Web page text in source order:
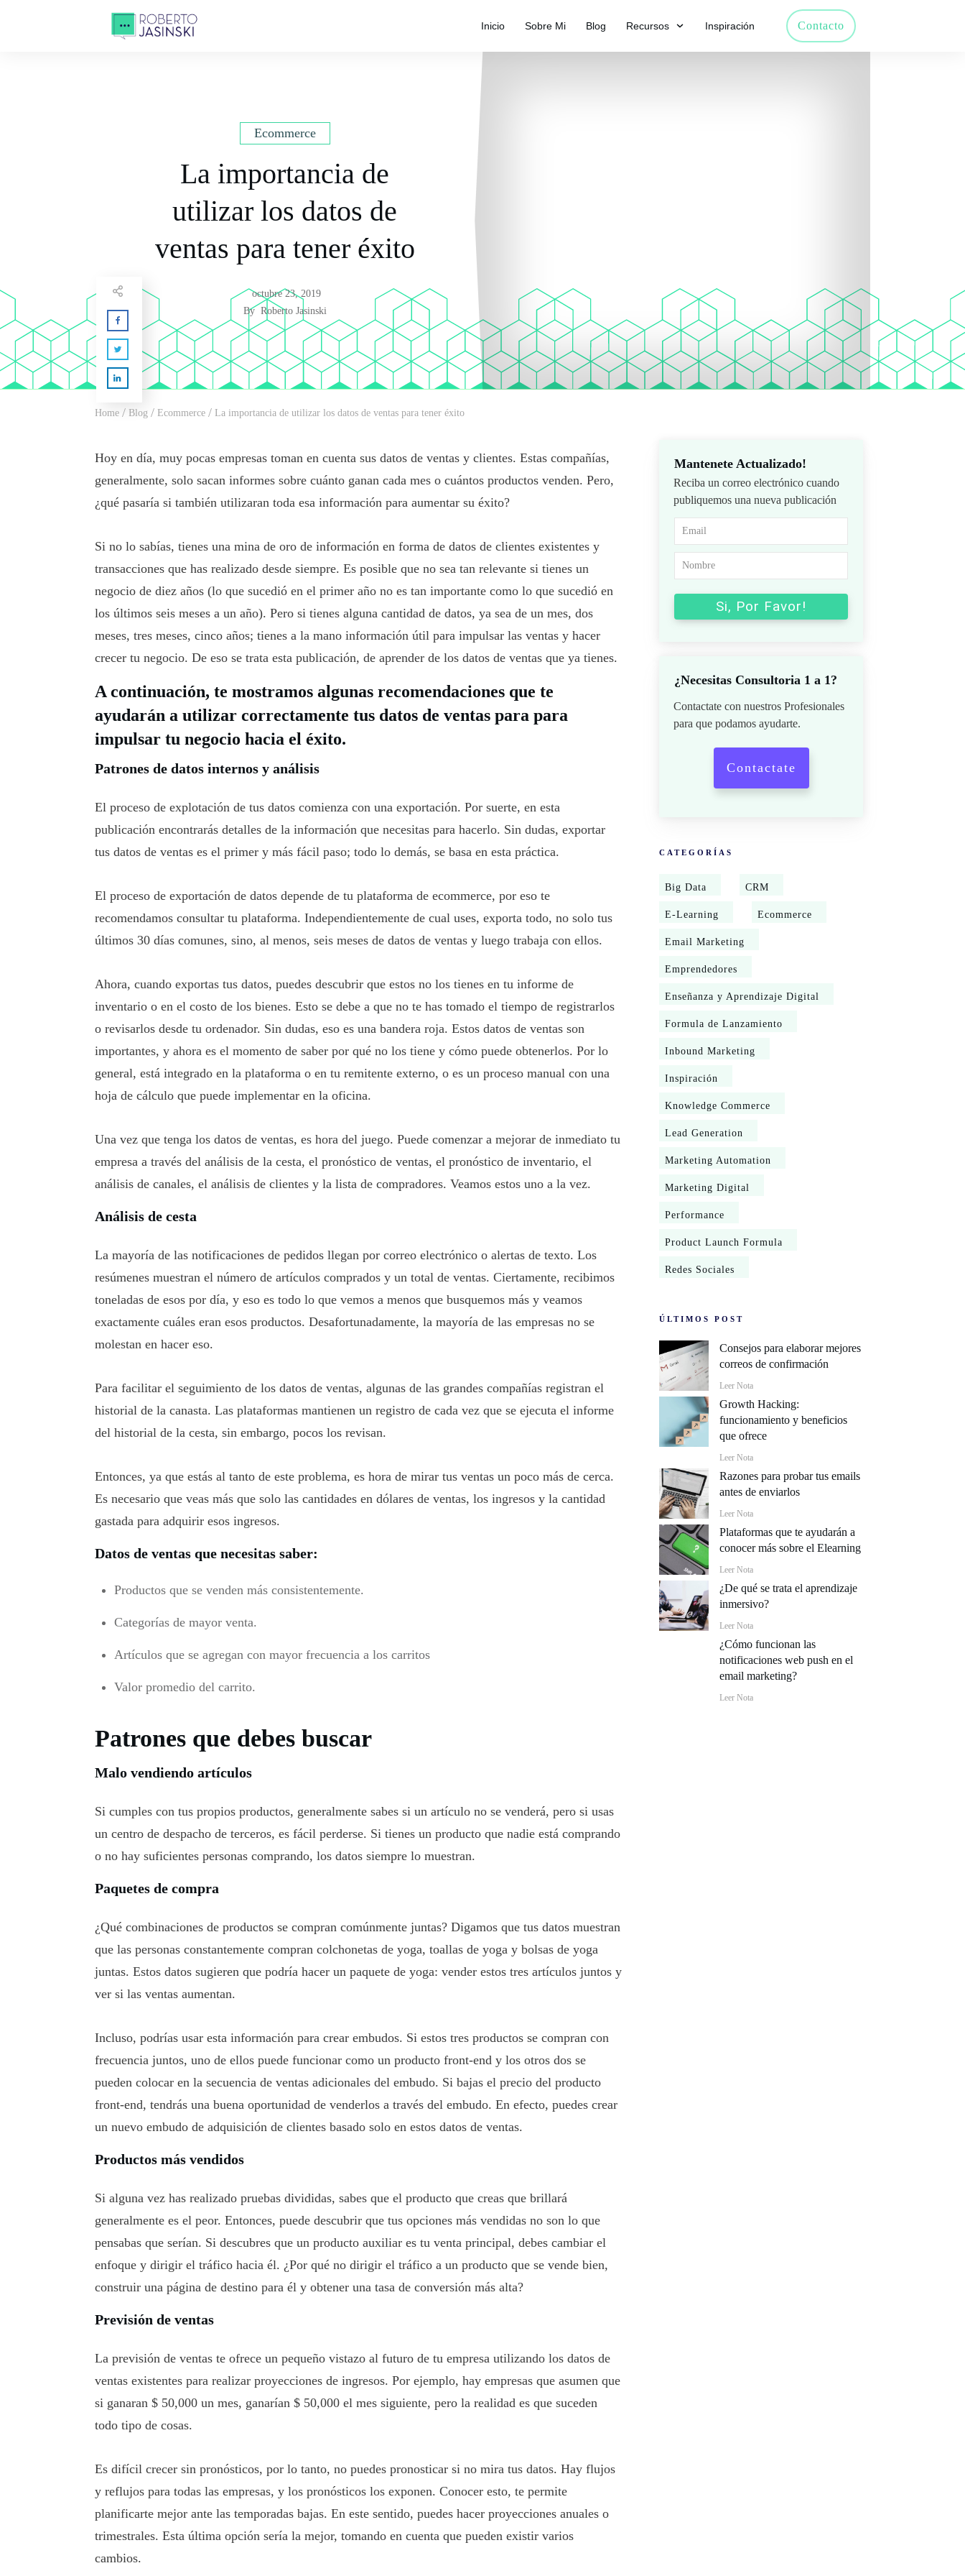
Inicio Sobre Mi Blog Recursos Inspiración Contacto
Ecommerce
La importancia de
utilizar los datos de
ventas para tener éxito
octubre 23, 2019
By Roberto Jasinski
Home / Blog / Ecommerce / La importancia de utilizar los datos de ventas para tener éxito
Hoy en día, muy pocas empresas toman en cuenta sus datos de ventas y clientes. Estas compañías,
generalmente, solo sacan informes sobre cuánto ganan cada mes o cuántos productos venden. Pero,
¿qué pasaría si también utilizaran toda esa información para aumentar su éxito?
Si no lo sabías, tienes una mina de oro de información en forma de datos de clientes existentes y
transacciones que has realizado desde siempre. Es posible que no sea tan relevante si tienes un
negocio de diez años (lo que sucedió en el primer año no es tan importante como lo que sucedió en
los últimos seis meses a un año). Pero si tienes alguna cantidad de datos, ya sea de un mes, dos
meses, tres meses, cinco años; tienes a la mano información útil para impulsar las ventas y hacer
crecer tu negocio. De eso se trata esta publicación, de aprender de los datos de ventas que ya tienes.
A continuación, te mostramos algunas recomendaciones que te
ayudarán a utilizar correctamente tus datos de ventas para para
impulsar tu negocio hacia el éxito.
Patrones de datos internos y análisis
El proceso de explotación de tus datos comienza con una exportación. Por suerte, en esta
publicación encontrarás detalles de la información que necesitas para hacerlo. Sin dudas, exportar
tus datos de ventas es el primer y más fácil paso; todo lo demás, se basa en esta práctica.
El proceso de exportación de datos depende de tu plataforma de ecommerce, por eso te
recomendamos consultar tu plataforma. Independientemente de cual uses, exporta todo, no solo tus
últimos 30 días comunes, sino, al menos, seis meses de datos de ventas y luego trabaja con ellos.
Ahora, cuando exportas tus datos, puedes descubrir que estos no los tienes en tu informe de
inventario o en el costo de los bienes. Esto se debe a que no te has tomado el tiempo de registrarlos
o revisarlos desde tu ordenador. Sin dudas, eso es una bandera roja. Estos datos de ventas son
importantes, y ahora es el momento de saber por qué no los tiene y cómo puede obtenerlos. Por lo
general, está integrado en la plataforma o en tu remitente externo, o es un proceso manual con una
hoja de cálculo que puede implementar en la oficina.
Una vez que tenga los datos de ventas, es hora del juego. Puede comenzar a mejorar de inmediato tu
empresa a través del análisis de la cesta, el pronóstico de ventas, el pronóstico de inventario, el
análisis de canales, el análisis de clientes y la lista de compradores. Veamos estos uno a la vez.
Análisis de cesta
La mayoría de las notificaciones de pedidos llegan por correo electrónico o alertas de texto. Los
resúmenes muestran el número de artículos comprados y un total de ventas. Ciertamente, recibimos
toneladas de esos por día, y eso es todo lo que vemos a menos que busquemos más y veamos
exactamente cuáles eran esos productos. Desafortunadamente, la mayoría de las empresas no se
molestan en hacer eso.
Para facilitar el seguimiento de los datos de ventas, algunas de las grandes compañías registran el
historial de la canasta. Las plataformas mantienen un registro de cada vez que se ejecuta el informe
del historial de la cesta, sin embargo, pocos los revisan.
Entonces, ya que estás al tanto de este problema, es hora de mirar tus ventas un poco más de cerca.
Es necesario que veas más que solo las cantidades en dólares de ventas, los ingresos y la cantidad
gastada para adquirir esos ingresos.
Datos de ventas que necesitas saber:
Productos que se venden más consistentemente.
Categorías de mayor venta.
Artículos que se agregan con mayor frecuencia a los carritos
Valor promedio del carrito.
Patrones que debes buscar
Malo vendiendo artículos
Si cumples con tus propios productos, generalmente sabes si un artículo no se venderá, pero si usas
un centro de despacho de terceros, es fácil perderse. Si tienes un producto que nadie está comprando
o no hay suficientes personas comprando, los datos siempre lo muestran.
Paquetes de compra
¿Qué combinaciones de productos se compran comúnmente juntas? Digamos que tus datos muestran
que las personas constantemente compran colchonetas de yoga, toallas de yoga y bolsas de yoga
juntas. Estos datos sugieren que podría hacer un paquete de yoga: vender estos tres artículos juntos y
ver si las ventas aumentan.
Incluso, podrías usar esta información para crear embudos. Si estos tres productos se compran con
frecuencia juntos, uno de ellos puede funcionar como un producto front-end y los otros dos se
pueden colocar en la secuencia de ventas adicionales del embudo. Si bajas el precio del producto
front-end, tendrás una buena oportunidad de venderlos a través del embudo. En efecto, puedes crear
un nuevo embudo de adquisición de clientes basado solo en estos datos de ventas.
Productos más vendidos
Si alguna vez has realizado pruebas divididas, sabes que el producto que creas que brillará
generalmente es el peor. Entonces, puede descubrir que tus opciones más vendidas no son lo que
pensabas que serían. Si descubres que un producto auxiliar es tu venta principal, debes cambiar el
enfoque y dirigir el tráfico hacia él. ¿Por qué no dirigir el tráfico a un producto que se vende bien,
construir una página de destino para él y obtener una tasa de conversión más alta?
Previsión de ventas
La previsión de ventas te ofrece un pequeño vistazo al futuro de tu empresa utilizando los datos de
ventas existentes para realizar proyecciones de ingresos. Por ejemplo, hay empresas que asumen que
si ganaran $ 50,000 un mes, ganarían $ 50,000 el mes siguiente, pero la realidad es que suceden
todo tipo de cosas.
Es difícil crecer sin pronósticos, por lo tanto, no puedes pronosticar si no mira tus datos. Hay flujos
y reflujos para todas las empresas, y los pronósticos los exponen. Conocer esto, te permite
planificarte mejor ante las temporadas bajas. En este sentido, puedes hacer proyecciones anuales o
trimestrales. Esta última opción sería la mejor, tomando en cuenta que pueden existir varios
cambios.
Mantenete Actualizado!
Reciba un correo electrónico cuando
publiquemos una nueva publicación
Si, Por Favor!
¿Necesitas Consultoria 1 a 1?
Contactate con nuestros Profesionales
para que podamos ayudarte.
Contactate
CATEGORÍAS
Big Data CRM
E-Learning Ecommerce
Email Marketing
Emprendedores
Enseñanza y Aprendizaje Digital
Formula de Lanzamiento
Inbound Marketing
Inspiración
Knowledge Commerce
Lead Generation
Marketing Automation
Marketing Digital
Performance
Product Launch Formula
Redes Sociales
ÚLTIMOS POST
Consejos para elaborar mejores
correos de confirmación
Leer Nota
Growth Hacking:
funcionamiento y beneficios
que ofrece
Leer Nota
Razones para probar tus emails
antes de enviarlos
Leer Nota
Plataformas que te ayudarán a
conocer más sobre el Elearning
Leer Nota
¿De qué se trata el aprendizaje
inmersivo?
Leer Nota
¿Cómo funcionan las
notificaciones web push en el
email marketing?
Leer Nota